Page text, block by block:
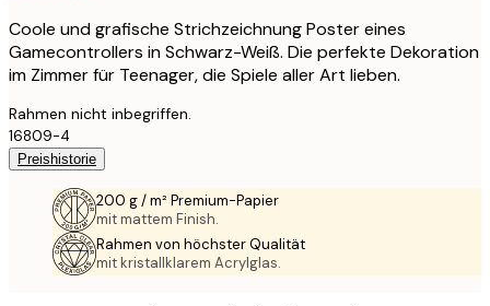
Coole und grafische Strichzeichnung Poster eines
Gamecontrollers in Schwarz-Weiß. Die perfekte Dekoration
im Zimmer für Teenager, die Spiele aller Art lieben.
Rahmen nicht inbegriffen.
16809-4
Preishistorie
200 g / m² Premium-Papier
mit mattem Finish.
Rahmen von höchster Qualität
mit kristallklarem Acrylglas.